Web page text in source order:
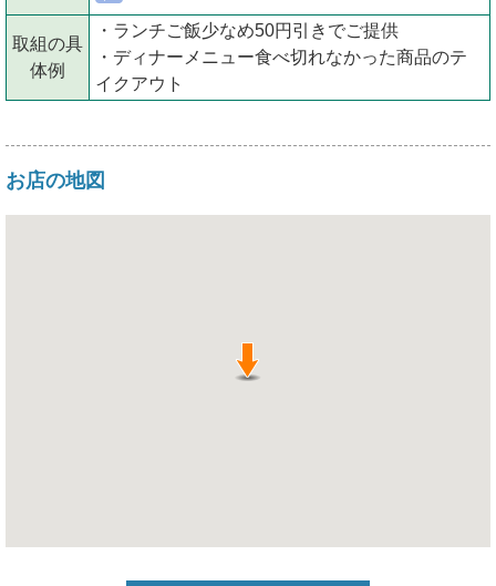
取組の具
体例
・ランチご飯少なめ50円引きでご提供
・ディナーメニュー食べ切れなかった商品のテ
イクアウト
お店の地図